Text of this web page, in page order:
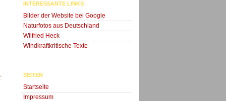
INTERESSANTE LINKS
Bilder der Website bei Google
Naturfotos aus Deutschland
Wilfried Heck
Windkraftkritische Texte
SEITEN
Startseite
Impressum